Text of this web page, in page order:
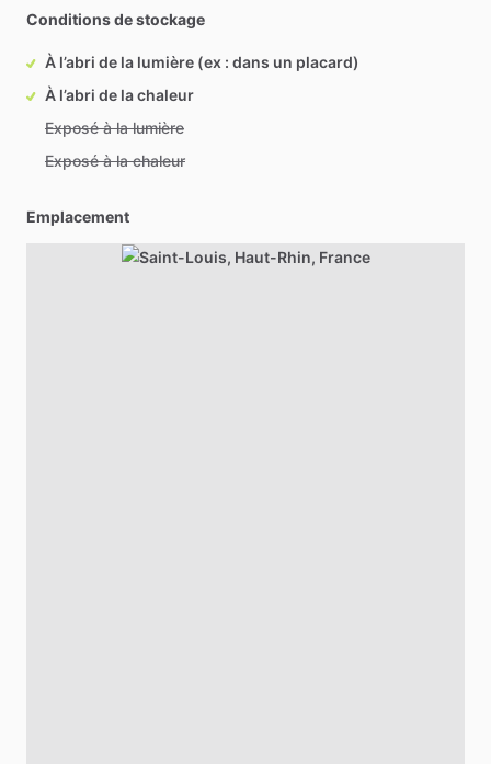
Conditions de stockage
À l’abri de la lumière (ex : dans un placard)
À l’abri de la chaleur
Exposé à la lumière
Exposé à la chaleur
Emplacement